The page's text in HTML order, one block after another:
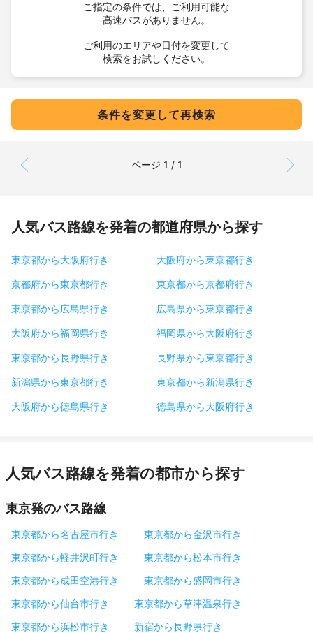
ご指定の条件では、ご利用可能な
高速バスがありません。
ご利用のエリアや日付を変更して
検索をお試しください。
条件を変更して再検索
ページ 1 / 1
人気バス路線を発着の都道府県から探す
東京都から大阪府行き 大阪府から東京都行き
京都府から東京都行き 東京都から京都府行き
東京都から広島県行き 広島県から東京都行き
大阪府から福岡県行き 福岡県から大阪府行き
東京都から長野県行き 長野県から東京都行き
新潟県から東京都行き 東京都から新潟県行き
大阪府から徳島県行き 徳島県から大阪府行き
人気バス路線を発着の都市から探す
東京発のバス路線
東京都から名古屋市行き
東京都から金沢市行き
東京都から軽井沢町行き
東京都から松本市行き
東京都から成田空港行き
東京都から盛岡市行き
東京都から仙台市行き
東京都から草津温泉行き
東京都から浜松市行き
新宿から長野県行き